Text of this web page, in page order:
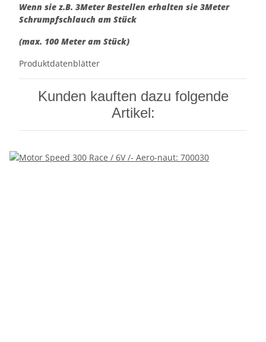
Wenn sie z.B. 3Meter Bestellen erhalten sie 3Meter
Schrumpfschlauch am Stück
(max. 100 Meter am Stück)
Produktdatenblätter
Kunden kauften dazu folgende
Artikel: